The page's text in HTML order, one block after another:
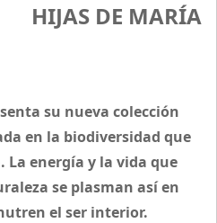
HIJAS DE MARÍA
su nueva colección
en la biodiversidad que
La energía y la vida que
se plasman así en
el ser interior.